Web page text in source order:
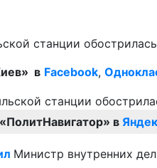
станции
в Facebook,
в
Министр внутренних